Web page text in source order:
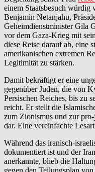
einem Staatsbesuch
Benjamin Netanjahu,
Geheimdienstminister Gila
vor dem Gaza-Krieg mit
diese Reise darauf ab, eine
amerikanischen extremen
Legitimität zu stärken.
Damit bekräftigt er eine
gegenüber Juden, die von
Persischen Reiches, bis zu
reicht. Er stellt die
zum Zionismus und zur
dar. Eine vereinfachte
Während das iranisch-
dokumentiert ist und der
anerkannte, blieb die